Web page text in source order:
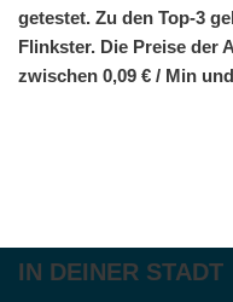
getestet. Zu den Top-3
Flinkster. Die Preise der
zwischen 0,09 € / Min
IN DEINER STADT